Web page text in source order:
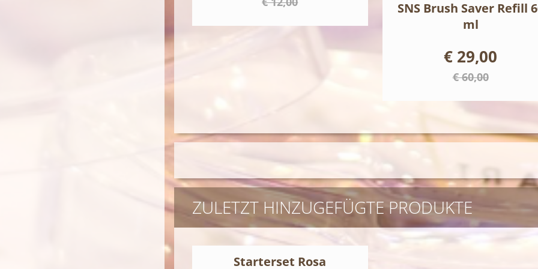
SNS Brush Saver Refill
ml
€ 29,00
€ 60,00
ZULETZT HINZUGEFÜGTE PRODUKTE
Starterset Rosa